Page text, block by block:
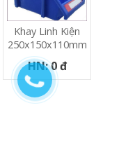
Khay Linh Kiện
250x150x110mm
HN: 0 đ